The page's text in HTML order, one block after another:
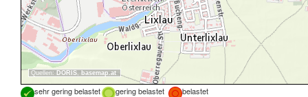
Quellen: DORIS, basemap.at
sehr gering belastet gering belastet
belastet